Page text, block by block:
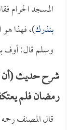
المسجد الحرام
بنذرك)، فهذا هو
وسلم قال: أوف
شرح حديث (أن
رمضان فلم
قال المصنف